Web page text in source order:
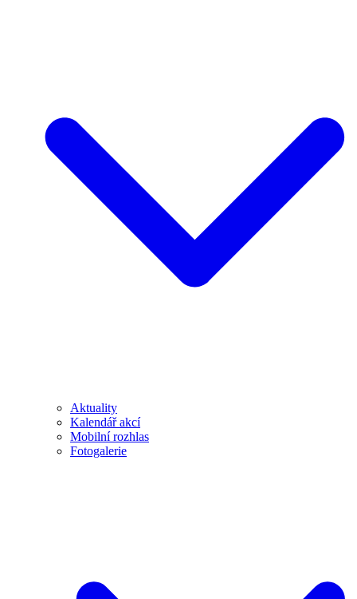
Aktuality
Kalendář akcí
Mobilní rozhlas
Fotogalerie